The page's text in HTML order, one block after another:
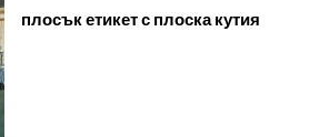
плосък етикет с плоска кутия